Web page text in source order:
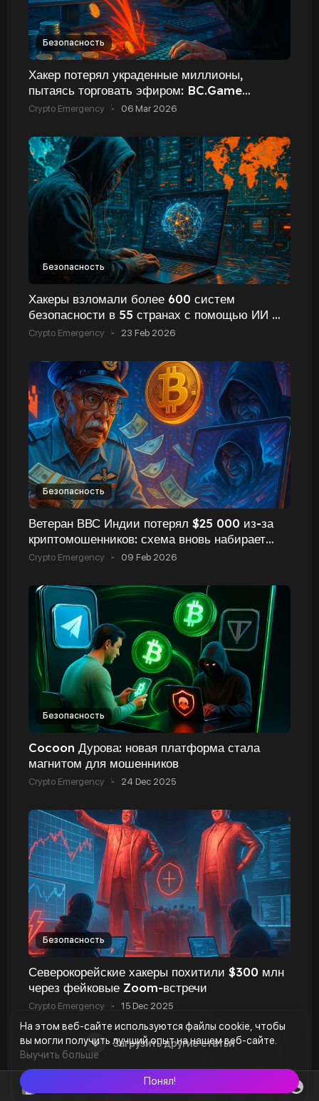
На этом веб-сайте используются файлы cookie, чтобы
вы могли получить лучший опыт на нашем веб-сайте.
Выучить больше
Понял!
Безопасность
Хакер потерял украденные миллионы,
пытаясь торговать эфиром: BC.Game
объявила награду $500 000
Crypto Emergency · 06 Mar 2026
Безопасность
Хакеры взломали более 600 систем
безопасности в 55 странах с помощью ИИ —
отчёт Amazon
Crypto Emergency · 23 Feb 2026
Безопасность
Ветеран ВВС Индии потерял $25 000 из‑за
криптомошенников: схема вновь набирает
обороты
Crypto Emergency · 09 Feb 2026
Безопасность
Cocoon Дурова: новая платформа стала
магнитом для мошенников
Crypto Emergency · 24 Dec 2025
Безопасность
Северокорейские хакеры похитили $300 млн
через фейковые Zoom-встречи
Crypto Emergency · 15 Dec 2025
Загрузить другие статьи